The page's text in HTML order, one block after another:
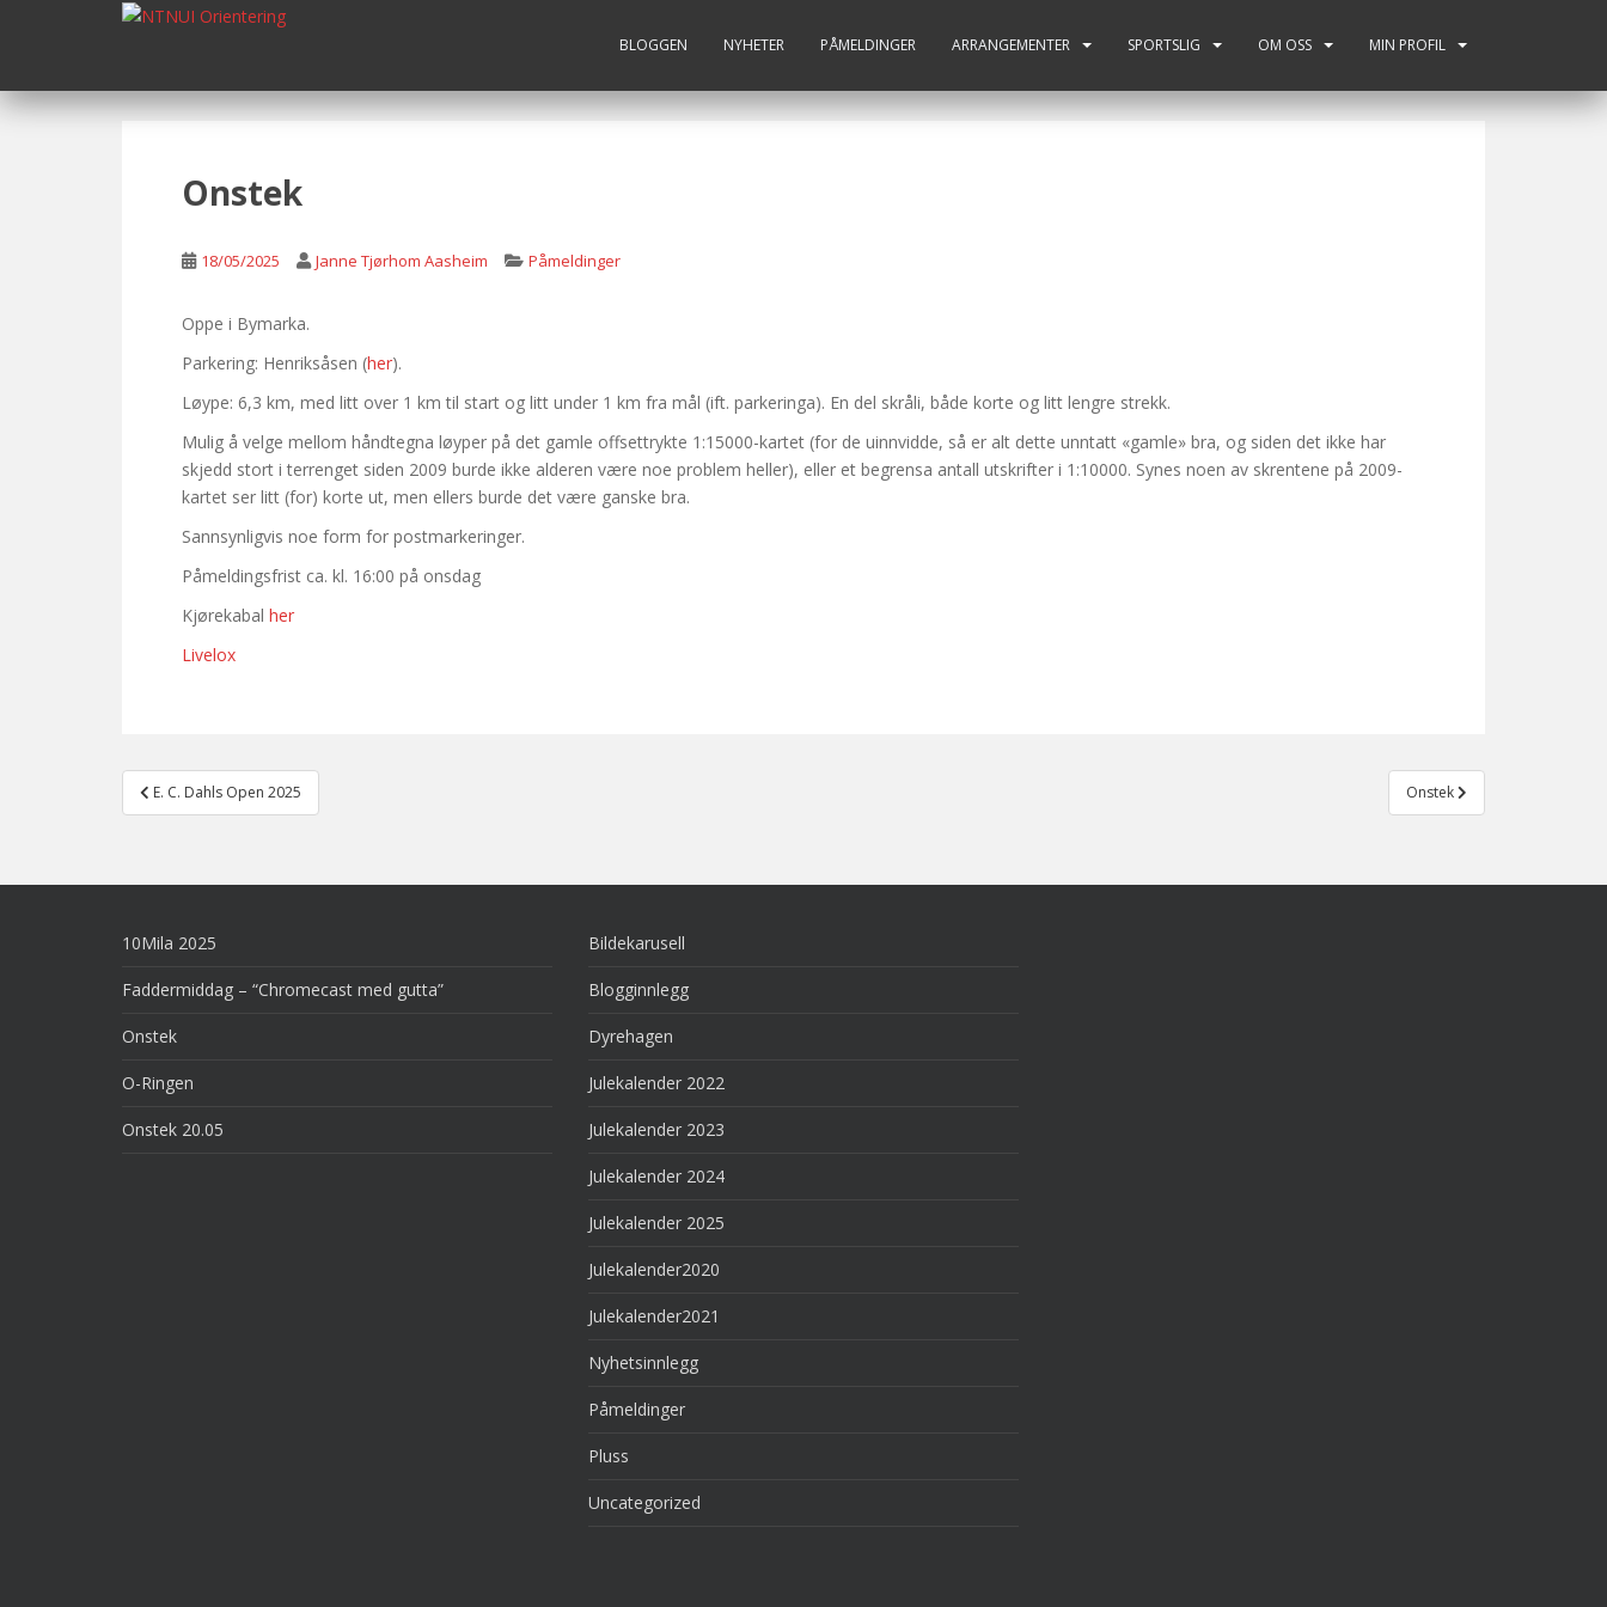
p
BLOGGEN NYHETER PÅMELDINGER ARRANGEMENTER SPORTSLIG OM OSS MIN PROFIL
Onstek
18/05/2025 Janne Tjørhom Aasheim Påmeldinger
Oppe i Bymarka.
Parkering: Henriksåsen (her).
Løype: 6,3 km, med litt over 1 km til start og litt under 1 km fra mål (ift. parkeringa). En del skråli, både korte og litt lengre strekk.
Mulig å velge mellom håndtegna løyper på det gamle offsettrykte 1:15000-kartet (for de uinnvidde, så er alt dette unntatt «gamle» bra, og siden det ikke har
skjedd stort i terrenget siden 2009 burde ikke alderen være noe problem heller), eller et begrensa antall utskrifter i 1:10000. Synes noen av skrentene på 2009-
kartet ser litt (for) korte ut, men ellers burde det være ganske bra.
Sannsynligvis noe form for postmarkeringer.
Påmeldingsfrist ca. kl. 16:00 på onsdag
Kjørekabal her
Livelox
Post
navigation
E. C. Dahls Open 2025 Onstek
10Mila 2025
Faddermiddag – “Chromecast med gutta”
Onstek
O-Ringen
Onstek 20.05
Bildekarusell
Blogginnlegg
Dyrehagen
Julekalender 2022
Julekalender 2023
Julekalender 2024
Julekalender 2025
Julekalender2020
Julekalender2021
Nyhetsinnlegg
Påmeldinger
Pluss
Uncategorized